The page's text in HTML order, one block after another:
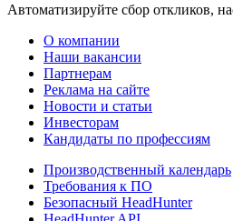
Автоматизируйте сбор откликов,
О компании
Наши вакансии
Партнерам
Реклама на сайте
Новости и статьи
Инвесторам
Кандидаты по профессиям
Производственный календарь
Требования к ПО
Безопасный HeadHunter